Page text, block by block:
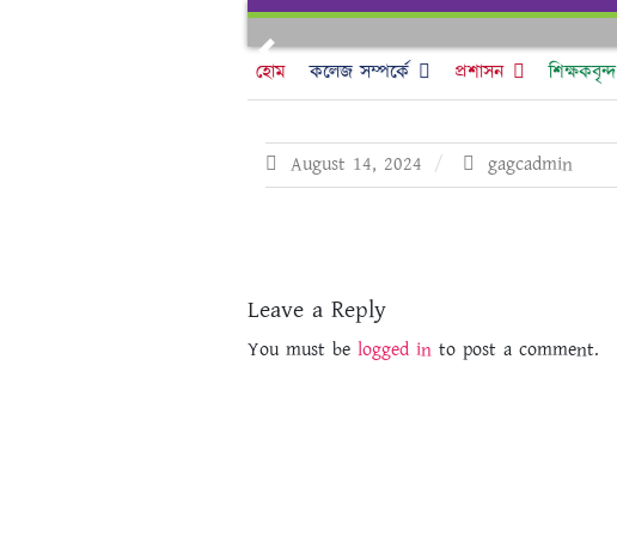
Previous
হোম কলেজ সম্পর্কে প্রশাসন শিক্ষকবৃন্দ
August 14, 2024 gagcadmin
Leave a Reply
You must belogged in to post a comment.